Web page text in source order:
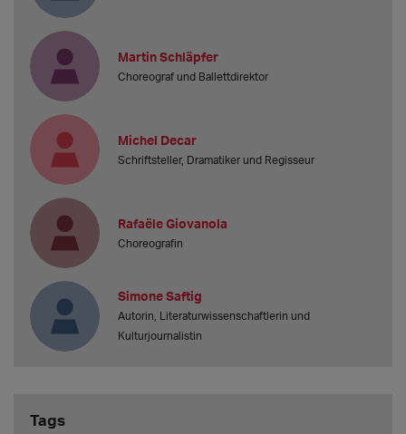
Martin Schläpfer
Choreograf und Ballettdirektor
Michel Decar
Schriftsteller, Dramatiker und Regisseur
Rafaële Giovanola
Choreografin
Simone Saftig
Autorin, Literaturwissenschaftlerin und
Kulturjournalistin
Tags